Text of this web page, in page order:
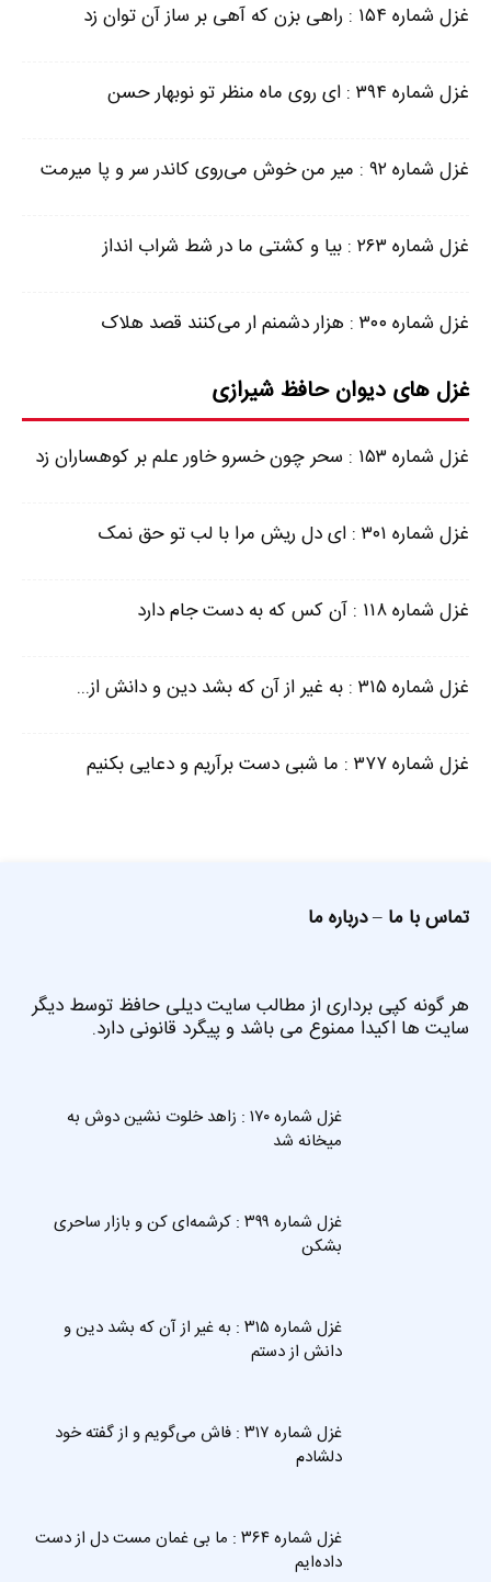
غزل شماره ۱۵۴ : راهی بزن که آهی بر ساز آن توان زد
غزل شماره ۳۹۴ : ای روی ماه منظر تو نوبهار حسن
غزل شماره ۹۲ : میر من خوش می‌روی کاندر سر و پا میرمت
غزل شماره ۲۶۳ : بیا و کشتی ما در شط شراب انداز
غزل شماره ۳۰۰ : هزار دشمنم ار می‌کنند قصد هلاک
غزل های دیوان حافظ شیرازی
غزل شماره ۱۵۳ : سحر چون خسرو خاور علم بر کوهساران زد
غزل شماره ۳۰۱ : ای دل ریش مرا با لب تو حق نمک
غزل شماره ۱۱۸ : آن کس که به دست جام دارد
غزل شماره ۳۱۵ : به غیر از آن که بشد دین و دانش از...
غزل شماره ۳۷۷ : ما شبی دست برآریم و دعایی بکنیم
تماس با ما –درباره ما
هر گونه کپی برداری از مطالب سایت دیلی حافظ توسط دیگر
سایت ها اکیدا ممنوع می باشد و پیگرد قانونی دارد.
غزل شماره ۱۷۰ : زاهد خلوت نشین دوش به
میخانه شد
غزل شماره ۳۹۹ : کرشمه‌ای کن و بازار ساحری
بشکن
غزل شماره ۳۱۵ : به غیر از آن که بشد دین و
دانش از دستم
غزل شماره ۳۱۷ : فاش می‌گویم و از گفته خود
دلشادم
غزل شماره ۳۶۴ : ما بی غمان مست دل از دست
داده‌ایم